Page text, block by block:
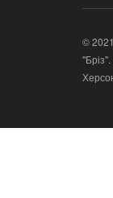
©